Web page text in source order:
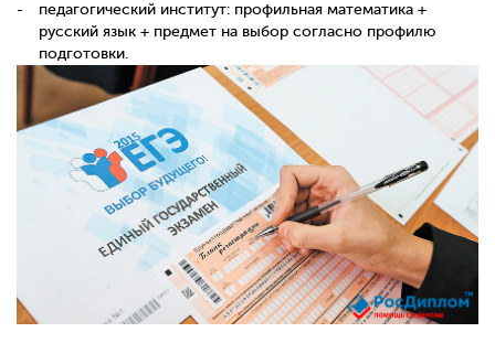
педагогический институт: профильная математика +
русский язык + предмет на выбор согласно профилю
подготовки.